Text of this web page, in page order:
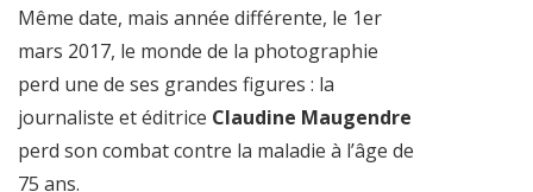
Même date, mais année différente, le 1er
mars 2017, le monde de la photographie
perd une de ses grandes figures : la
journaliste et éditrice Claudine Maugendre
perd son combat contre la maladie à l’âge de
75 ans.